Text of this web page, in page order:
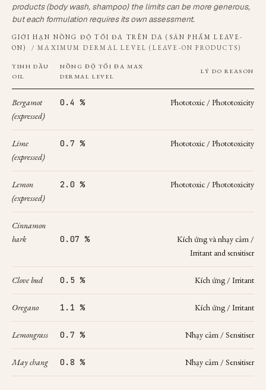
products (body wash, shampoo) the limits can be more generous,
but each formulation requires its own assessment.
GIỚI HẠN NỒNG ĐỘ TỐI ĐA TRÊN DA (SẢN PHẨM LEAVE-
ON)
/ MAXIMUM DERMAL LEVEL (LEAVE-ON PRODUCTS)
TINH DẦU
OIL
NỒNG ĐỘ TỐI ĐA MAX
DERMAL LEVEL
LÝ DOREASON
Bergamot
(expressed)
0.4 % Phototoxic / Phototoxicity
Lime
(expressed)
0.7 % Phototoxic / Phototoxicity
Lemon
(expressed)
2.0 % Phototoxic / Phototoxicity
Cinnamon
bark
0.07 %
Kích ứng và nhạy cảm /
Irritant and sensitiser
Clove bud 0.5 % Kích ứng / Irritant
Oregano 1.1 % Kích ứng / Irritant
Lemongrass 0.7 % Nhạy cảm / Sensitiser
May chang 0.8 % Nhạy cảm / Sensitiser